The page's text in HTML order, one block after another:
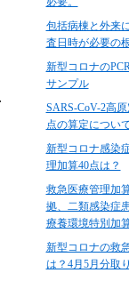
包括病棟と外来
査日時が必要の
新型コロナの
サンプル
SARS-CoV-2高
点の算定につい
新型コロナ感染
理加算40点は？
救急医療管理加
拠、二類感染症
療養環境特別加
新型コロナの救
は？4月5月分取